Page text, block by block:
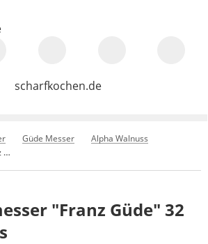
Güde Messer
Alpha Walnuss
Güde Brotmesser "Franz Güde" 32 cm, Walnuss
"Franz Güde" 32